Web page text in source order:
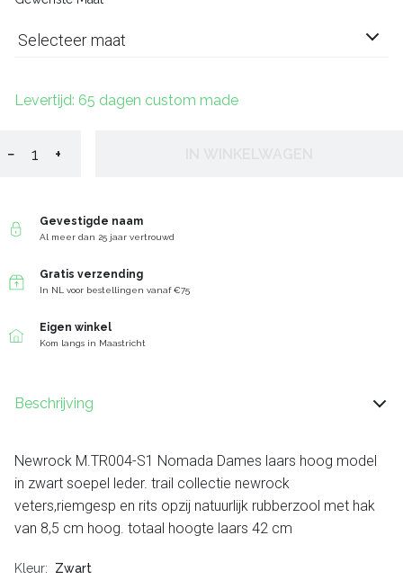
Selecteer maat
Levertijd: 65 dagen custom made
− +
Gevestigde naam
Al meer dan 25 jaar vertrouwd
Gratis verzending
In NL voor bestellingen vanaf €75
Eigen winkel
Kom langs in Maastricht
Beschrijving
Newrock M.TR004-S1 Nomada Dames laars hoog model
in zwart soepel leder. trail collectie newrock
veters,riemgesp en rits opzij natuurlijk rubberzool met hak
van 8,5 cm hoog. totaal hoogte laars 42 cm
Kleur Zwart